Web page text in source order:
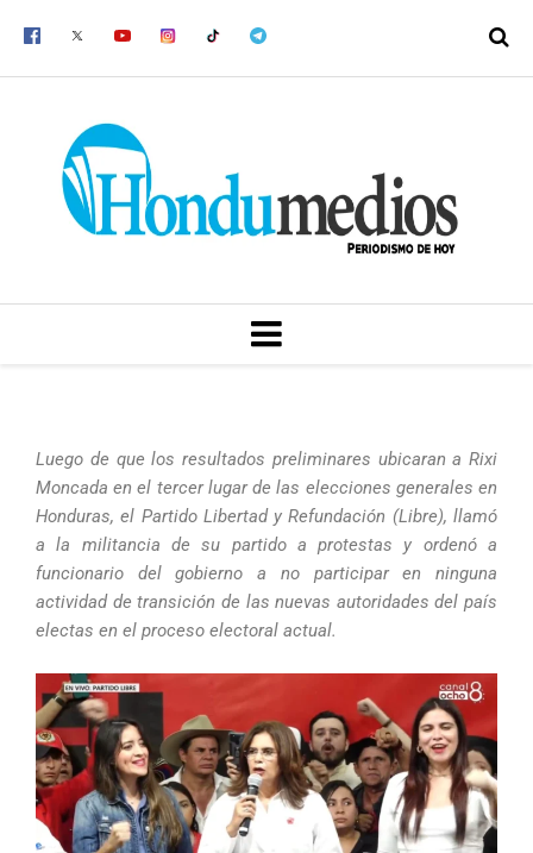
MENU
Luego de que los resultados preliminares ubicaran a Rixi
Moncada en el tercer lugar de las elecciones generales en
Honduras, el Partido Libertad y Refundación (Libre), llamó
a la militancia de su partido a protestas y ordenó a
funcionario del gobierno a no participar en ninguna
actividad de transición de las nuevas autoridades del país
electas en el proceso electoral actual.